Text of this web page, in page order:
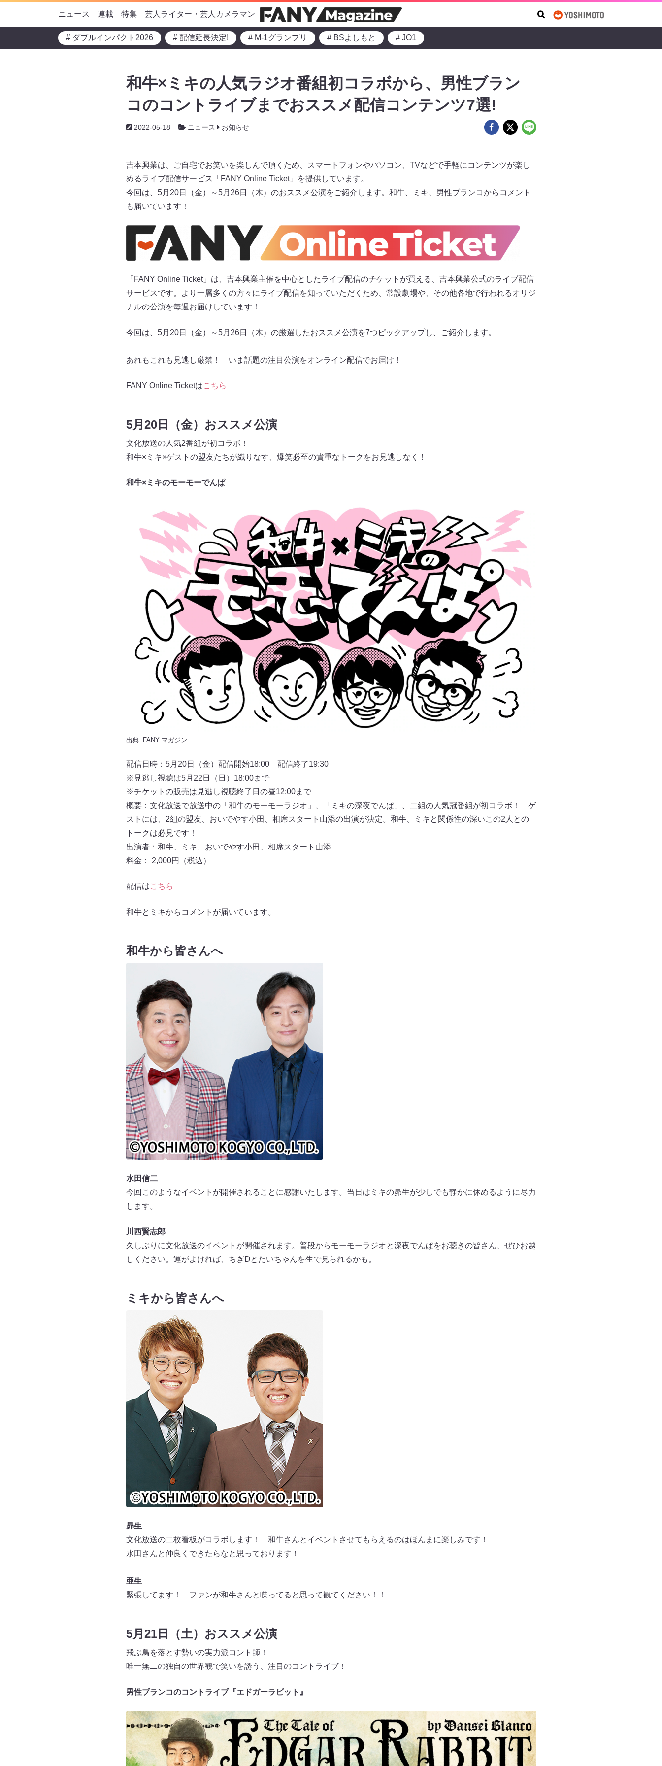
ニュース 連載 特集 芸人ライター・芸人カメラマン
# ダブルインパクト2026 # 配信延長決定! # M-1グランプリ # BSよしもと # JO1
和牛×ミキの人気ラジオ番組初コラボから、男性ブラン
コのコントライブまでおススメ配信コンテンツ7選!
2022-05-18 ニュース お知らせ
吉本興業は、ご自宅でお笑いを楽しんで頂くため、スマートフォンやパソコン、TVなどで手軽にコンテンツが楽し
めるライブ配信サービス「FANY Online Ticket」を提供しています。
今回は、5月20日（金）～5月26日（木）のおススメ公演をご紹介します。和牛、ミキ、男性ブランコからコメント
も届いています！
「FANY Online Ticket」は、吉本興業主催を中心としたライブ配信のチケットが買える、吉本興業公式のライブ配信
サービスです。より一層多くの方々にライブ配信を知っていただくため、常設劇場や、その他各地で行われるオリジ
ナルの公演を毎週お届けしています！
今回は、5月20日（金）～5月26日（木）の厳選したおススメ公演を7つピックアップし、ご紹介します。
あれもこれも見逃し厳禁！ いま話題の注目公演をオンライン配信でお届け！
FANY Online Ticketはこちら
5月20日（金）おススメ公演
文化放送の人気2番組が初コラボ！
和牛×ミキ×ゲストの盟友たちが織りなす、爆笑必至の貴重なトークをお見逃しなく！
和牛×ミキのモーモーでんぱ
出典: FANY マガジン
配信日時：5月20日（金）配信開始18:00 配信終了19:30
※見逃し視聴は5月22日（日）18:00まで
※チケットの販売は見逃し視聴終了日の昼12:00まで
概要：文化放送で放送中の「和牛のモーモーラジオ」、「ミキの深夜でんぱ」、二組の人気冠番組が初コラボ！ ゲ
ストには、2組の盟友、おいでやす小田、相席スタート山添の出演が決定。和牛、ミキと関係性の深いこの2人との
トークは必見です！
出演者：和牛、ミキ、おいでやす小田、相席スタート山添
料金： 2,000円（税込）
配信はこちら
和牛とミキからコメントが届いています。
和牛から皆さんへ
水田信二
今回このようなイベントが開催されることに感謝いたします。当日はミキの昴生が少しでも静かに休めるように尽力
します。
川西賢志郎
久しぶりに文化放送のイベントが開催されます。普段からモーモーラジオと深夜でんぱをお聴きの皆さん、ぜひお越
しください。運がよければ、ちぎⅮとだいちゃんを生で見られるかも。
ミキから皆さんへ
昴生
文化放送の二枚看板がコラボします！ 和牛さんとイベントさせてもらえるのはほんまに楽しみです！
水田さんと仲良くできたらなと思っております！
亜生
緊張してます！ ファンが和牛さんと喋ってると思って観てください！！
5月21日（土）おススメ公演
飛ぶ鳥を落とす勢いの実力派コント師！
唯一無二の独自の世界観で笑いを誘う、注目のコントライブ！
男性ブランコのコントライブ『エドガーラビット』